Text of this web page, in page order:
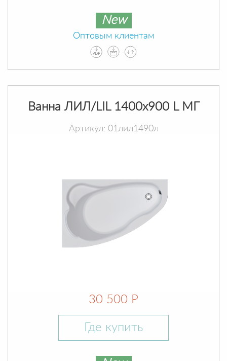
New
Оптовым клиентам
Ванна ЛИЛ/LIL 1400х900 L МГ
Артикул: 01лил1490л
30 500 Р
Где купить